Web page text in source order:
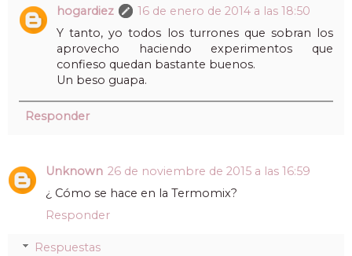
hogardiez
16 de enero de 2014 a las 18:50
Y tanto, yo todos los turrones que sobran los
aprovecho haciendo experimentos que
confieso quedan bastante buenos.
Un beso guapa.
Responder
Unknown 26 de noviembre de 2015 a las 16:59
¿ Cómo se hace en la Termomix?
Responder
Respuestas